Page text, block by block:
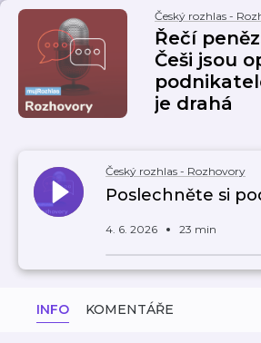
Český rozhlas -
Řečí
Češi jsou
je drahá
Český rozhlas - Rozhovory
Poslechněte si
4. 6. 2026 23 min
INFO KOMENTÁŘE